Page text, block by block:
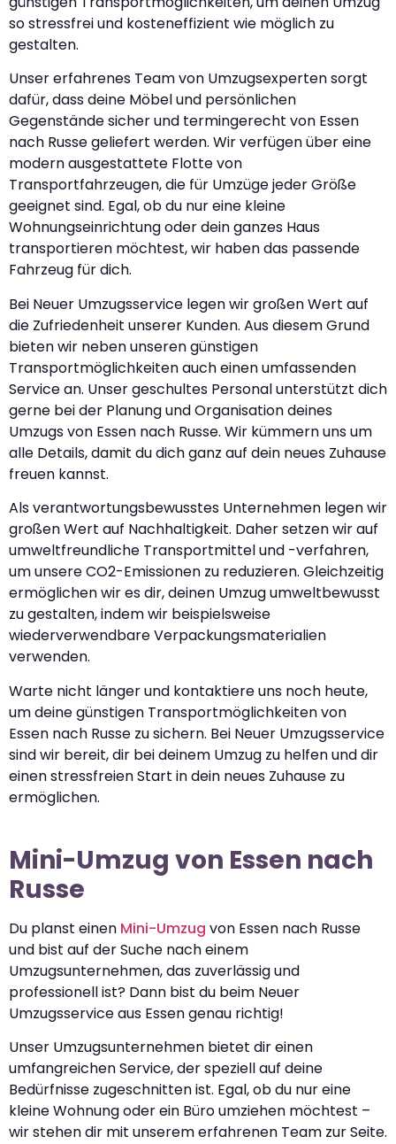
so stressfrei und kosteneffizient wie möglich zu
gestalten.
Unser erfahrenes Team von Umzugsexperten sorgt
dafür, dass deine Möbel und persönlichen
Gegenstände sicher und termingerecht von Essen
nach Russe geliefert werden. Wir verfügen über eine
modern ausgestattete Flotte von
Transportfahrzeugen, die für Umzüge jeder Größe
geeignet sind. Egal, ob du nur eine kleine
Wohnungseinrichtung oder dein ganzes Haus
transportieren möchtest, wir haben das passende
Fahrzeug für dich.
Bei Neuer Umzugsservice legen wir großen Wert auf
die Zufriedenheit unserer Kunden. Aus diesem Grund
bieten wir neben unseren günstigen
Transportmöglichkeiten auch einen umfassenden
Service an. Unser geschultes Personal unterstützt dich
gerne bei der Planung und Organisation deines
Umzugs von Essen nach Russe. Wir kümmern uns um
alle Details, damit du dich ganz auf dein neues Zuhause
freuen kannst.
Als verantwortungsbewusstes Unternehmen legen wir
großen Wert auf Nachhaltigkeit. Daher setzen wir auf
umweltfreundliche Transportmittel und -verfahren,
um unsere CO2-Emissionen zu reduzieren. Gleichzeitig
ermöglichen wir es dir, deinen Umzug umweltbewusst
zu gestalten, indem wir beispielsweise
wiederverwendbare Verpackungsmaterialien
verwenden.
Warte nicht länger und kontaktiere uns noch heute,
um deine günstigen Transportmöglichkeiten von
Essen nach Russe zu sichern. Bei Neuer Umzugsservice
sind wir bereit, dir bei deinem Umzug zu helfen und dir
einen stressfreien Start in dein neues Zuhause zu
ermöglichen.
Mini-Umzug von Essen nach
Russe
Du planst einen Mini-Umzug von Essen nach Russe
und bist auf der Suche nach einem
Umzugsunternehmen, das zuverlässig und
professionell ist? Dann bist du beim Neuer
Umzugsservice aus Essen genau richtig!
Unser Umzugsunternehmen bietet dir einen
umfangreichen Service, der speziell auf deine
Bedürfnisse zugeschnitten ist. Egal, ob du nur eine
kleine Wohnung oder ein Büro umziehen möchtest –
wir stehen dir mit unserem erfahrenen Team zur Seite.